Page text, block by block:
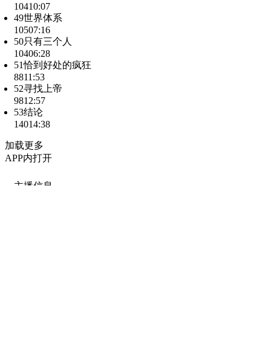
10410:07
49世界体系
10507:16
50只有三个人
10406:28
51恰到好处的疯狂
8811:53
52寻找上帝
9812:57
53结论
14014:38
加载更多
APP内打开
主播信息